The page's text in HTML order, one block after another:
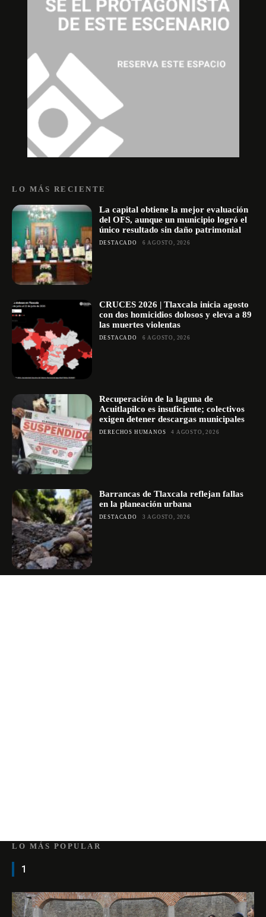
LO MÁS RECIENTE
La capital obtiene la mejor evaluación
del OFS, aunque un municipio logró el
único resultado sin daño patrimonial
DESTACADO 6 AGOSTO, 2026
CRUCES 2026 | Tlaxcala inicia agosto
con dos homicidios dolosos y eleva a 89
las muertes violentas
DESTACADO 6 AGOSTO, 2026
Recuperación de la laguna de
Acuitlapilco es insuficiente; colectivos
exigen detener descargas municipales
DERECHOS HUMANOS 4 AGOSTO, 2026
Barrancas de Tlaxcala reflejan fallas
en la planeación urbana
DESTACADO 3 AGOSTO, 2026
LO MÁS POPULAR
1